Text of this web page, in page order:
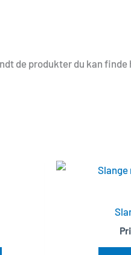
de produkter du kan finde